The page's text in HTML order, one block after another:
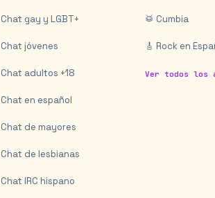
Chat gay y LGBT+
Chat jóvenes
Chat adultos +18
Chat en español
Chat de mayores
Chat de lesbianas
Chat IRC hispano
🥁 Cumbia
🎸 Rock en
Ver todos